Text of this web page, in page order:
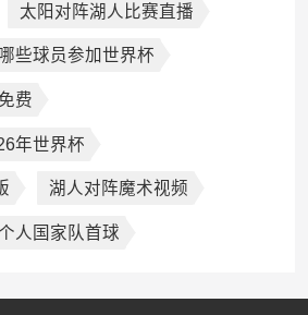
太阳对阵湖人比赛直播
些球员参加世界杯
费
年世界杯
湖人对阵魔术视频
人国家队首球